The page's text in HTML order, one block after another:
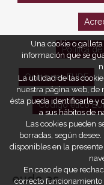
Política
Opiniones EUDE
Código ético
eude.es
Una cookie o
información que se
La utilidad de las
nuestra página web, de
ésta pueda identificarle y
a sus hábitos de
Las cookies pueden
borradas, según
disponibles en la
En caso de que
correcto funcionamiento